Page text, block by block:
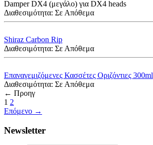
Damper DX4 (μεγάλο) για DX4 heads
Διαθεσιμότητα: Σε Απόθεμα
Shiraz Carbon Rip
Διαθεσιμότητα: Σε Απόθεμα
Επαναγεμιζόμενες Κασσέτες Οριζόντιες 300ml
Διαθεσιμότητα: Σε Απόθεμα
← Προηγ
1 2
Επόμενο →
Newsletter